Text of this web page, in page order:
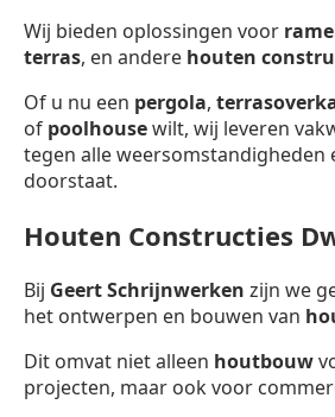
Wij bieden oplossingen voor
terras, en andere houten
Of u nu een pergola,
of poolhousewilt, wij leveren
tegen alle weersomstandigheden
doorstaat.
Houten Constructies
Bij Geert Schrijnwerken zijn we
het ontwerpen en bouwen van
Dit omvat niet alleen houtbouw
projecten, maar ook voor